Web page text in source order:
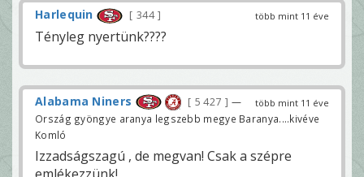
több mint 11 éve
Harlequin 344
Tényleg nyertünk????
több mint 11 éve
Alabama Niners 5 427
—
Ország gyöngye aranya legszebb megye Baranya....kivéve
Komló
Izzadságszagú , de megvan! Csak a szépre